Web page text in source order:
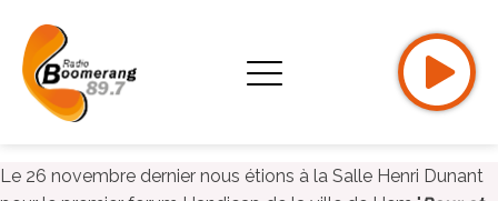
Le 26 novembre dernier nous étions à la Salle Henri Dunant